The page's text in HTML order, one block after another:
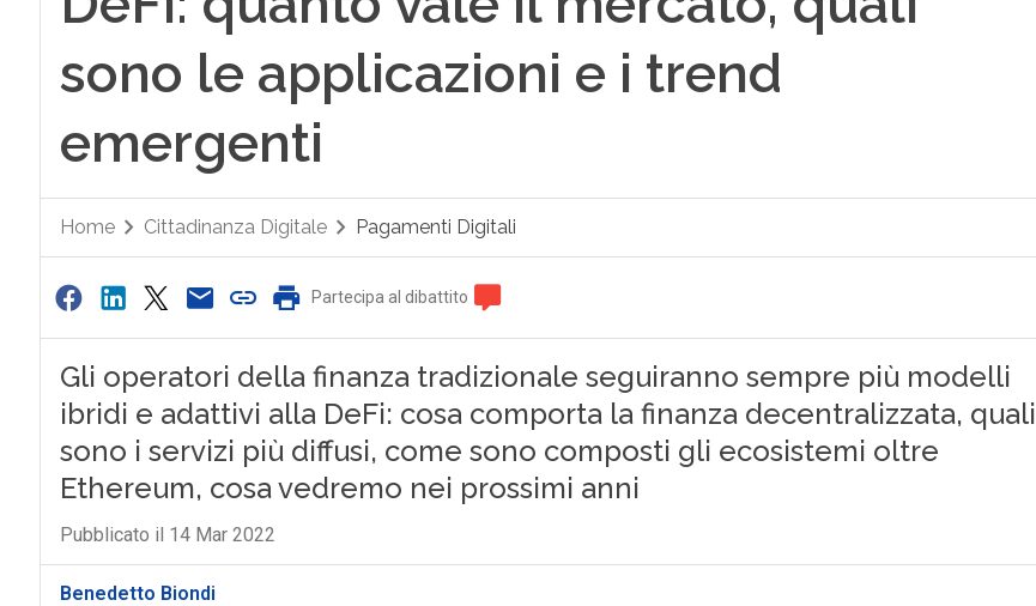
sono le applicazioni e i trend
emergenti
Home Cittadinanza Digitale Pagamenti Digitali
Partecipa al dibattito
Gli operatori della finanza tradizionale seguiranno sempre più modelli
ibridi e adattivi alla DeFi: cosa comporta la finanza decentralizzata, quali
sono i servizi più diffusi, come sono composti gli ecosistemi oltre
Ethereum, cosa vedremo nei prossimi anni
Pubblicato il 14 Mar 2022
Benedetto Biondi